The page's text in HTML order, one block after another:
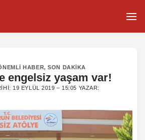
HABER,SON DAKIKA
engelsiz yaşam var!
19 EYLÜL 2019 – 15:05 YAZAR: